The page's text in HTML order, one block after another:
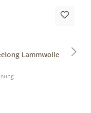
Sternen
Lammwolle